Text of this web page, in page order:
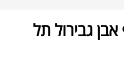
גבירול תל